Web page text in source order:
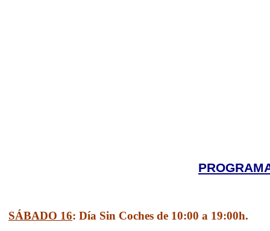
SÁBADO 16: Día Sin Coches de 10:00 a 19:00h.